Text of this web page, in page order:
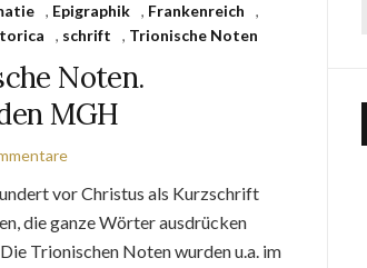
, Epigraphik , Frankenreich
,
, schrift , Trionische Noten
Noten.
MGH
vor Christus als Kurzschrift
die ganze Wörter ausdrücken
Trionischen Noten wurden u.a. im